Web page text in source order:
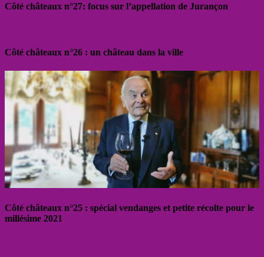
Côté châteaux n°27: focus sur l’appellation de Jurançon
Côté châteaux n°26 : un château dans la ville
Côté châteaux n°25 : spécial vendanges et petite récolte pour le
millésime 2021